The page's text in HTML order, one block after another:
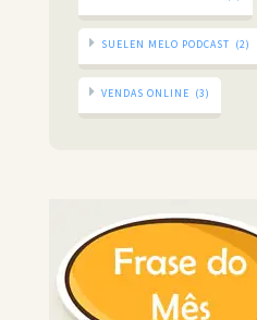
SUELEN MELO PODCAST (2)
VENDAS ONLINE (3)